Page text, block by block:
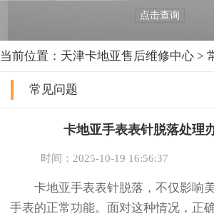
点击查询
当前位置： 天津卡地亚售后维修中心 >
常见问题
卡地亚手表表针脱落处理
时间：2025-10-19 16:56:37
卡地亚手表表针脱落，不仅影响
手表的正常功能。面对这种情况，正